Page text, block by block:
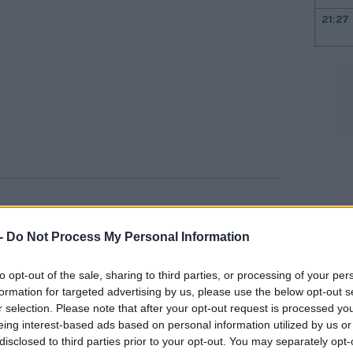
Do Not Process My Personal Information
opt-out of the sale, sharing to third parties, or processing of your
for targeted advertising by us, please use the below opt-out
selection. Please note that after your opt-out request is processed
interest-based ads based on personal information utilized by us
to third parties prior to your opt-out. You may separately
«τα συμφέροντα της
που υιοθετεί ο πρόεδρος Βλαντίμιρ
την απόσυρση των στρατευμάτων από
τη διασφάλιση των
καθώς και τη διασφάλιση μιας
21:27
20:19
20:11